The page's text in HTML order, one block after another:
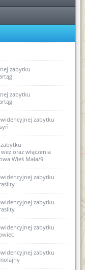
dokumentów
zabytkami (Dz.U.
przyrody (Dz. U.
i
dnia 10 maja 2003
urzędów
706)
publicznych
pism i wniosków
administracyjnego w
koszar
karty
w
62/4
badań
i Głównego
wpisania do
zabytku
zabytku
zabytku
oraz włączenia
Wieś Mała/9
zabytku
zabytku
zabytku
zabytku